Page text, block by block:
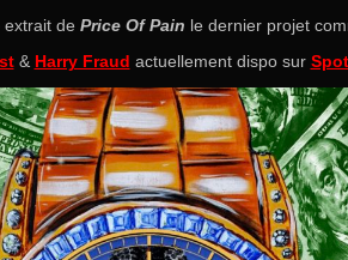
extrait de Price Of Pain le dernier projet
& Harry Fraud actuellement dispo sur